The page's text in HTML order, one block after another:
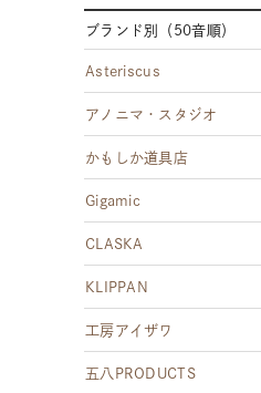
ブランド別（50音順）
Asteriscus
アノニマ・スタジオ
かもしか道具店
Gigamic
CLASKA
KLIPPAN
工房アイザワ
五八PRODUCTS